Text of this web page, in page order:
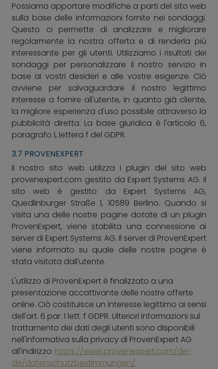
Possiamo apportare modifiche a parti del sito web
sulla base delle informazioni fornite nei sondaggi.
Questo ci permette di analizzare e migliorare
regolarmente la nostra offerta e di renderla più
interessante per gli utenti. Utilizziamo i risultati dei
sondaggi per personalizzare il nostro servizio in
base ai vostri desideri e alle vostre esigenze. Ciò
avviene per salvaguardare il nostro legittimo
interesse a fornire all'utente, in quanto già cliente,
la migliore esperienza d'uso possibile attraverso la
pubblicità diretta. La base giuridica è l'articolo 6,
paragrafo 1, lettera f del GDPR.
3.7 PROVENEXPERT
Il nostro sito web utilizza i plugin del sito web
provenexpert.com gestito da Expert Systems AG. Il
sito web è gestito da Expert Systems AG,
Quedlinburger Straße 1, 10589 Berlino. Quando si
visita una delle nostre pagine dotate di un plugin
ProvenExpert, viene stabilita una connessione ai
server di Expert Systems AG. Il server di ProvenExpert
viene informato su quale delle nostre pagine è
stata visitata dall'utente.
L'utilizzo di ProvenExpert è finalizzato a una
presentazione accattivante delle nostre offerte
online. Ciò costituisce un interesse legittimo ai sensi
dell'art. 6 par. 1 lett. f GDPR. Ulteriori informazioni sul
trattamento dei dati degli utenti sono disponibili
nell'informativa sulla privacy di ProvenExpert AG
all'indirizzo: https://www.provenexpert.com/de-
de/datenschutzbestimmungen/.